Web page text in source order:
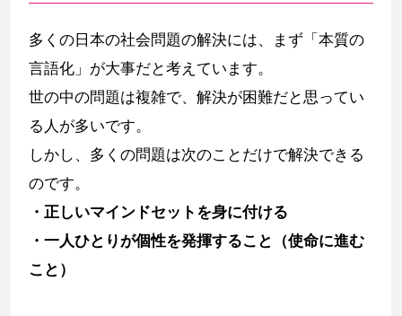
多くの日本の社会問題の解決には、まず「本質の
言語化」が大事だと考えています。
世の中の問題は複雑で、解決が困難だと思ってい
る人が多いです。
しかし、多くの問題は次のことだけで解決できる
のです。
・正しいマインドセットを身に付ける
・一人ひとりが個性を発揮すること（使命に進む
こと）